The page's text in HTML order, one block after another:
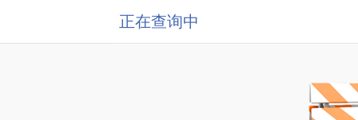
正在查询中